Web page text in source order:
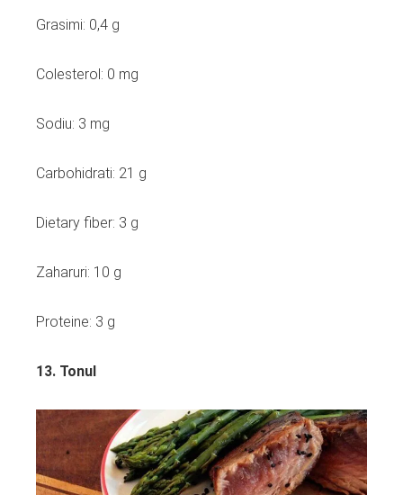
Grasimi: 0,4 g
Colesterol: 0 mg
Sodiu: 3 mg
Carbohidrati: 21 g
Dietary fiber: 3 g
Zaharuri: 10 g
Proteine: 3 g
13. Tonul